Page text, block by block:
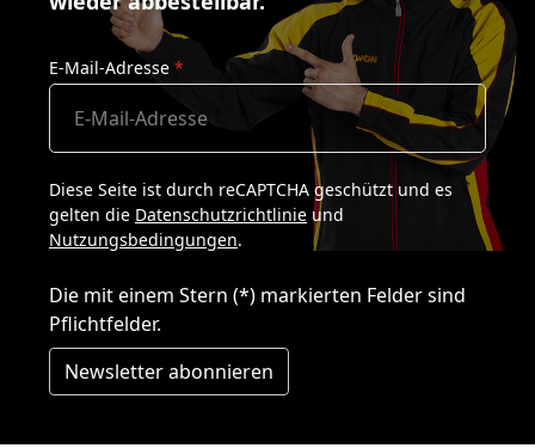
E-Mail-Adresse *
Diese Seite ist durch reCAPTCHA geschützt und es
gelten die Datenschutzrichtlinie und
Nutzungsbedingungen.
Die mit einem Stern (*) markierten Felder sind
Pflichtfelder.
Newsletter abonnieren